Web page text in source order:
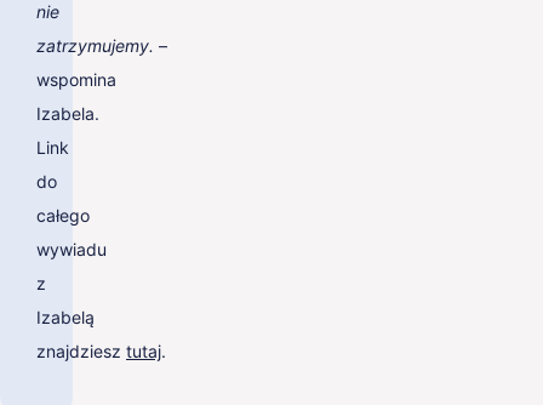
nie
zatrzymujemy. –
wspomina
Izabela.
Link
do
całego
wywiadu
z
Izabelą
znajdziesz tutaj.